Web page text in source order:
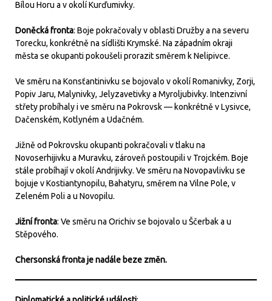
Bílou Horu a v okolí Kurďumivky.
Doněcká fronta: Boje pokračovaly v oblasti Družby a na severu
Torecku, konkrétně na sídlišti Krymské. Na západním okraji
města se okupanti pokoušeli prorazit směrem k Nelipivce.
Ve směru na Konsťantinivku se bojovalo v okolí Romanivky, Zorji,
Popiv Jaru, Malynivky, Jelyzavetivky a Myroljubivky. Intenzivní
střety probíhaly i ve směru na Pokrovsk — konkrétně v Lysivce,
Dačenském, Kotlyném a Udačném.
Jižně od Pokrovsku okupanti pokračovali v tlaku na
Novoserhijivku a Muravku, zároveň postoupili v Trojckém. Boje
stále probíhají v okolí Andrijivky. Ve směru na Novopavlivku se
bojuje v Kostiantynopilu, Bahatyru, směrem na Vilne Pole, v
Zeleném Poli a u Novopilu.
Jižní fronta: Ve směru na Orichiv se bojovalo u Ščerbak a u
Stěpového.
Chersonská fronta je nadále beze změn.